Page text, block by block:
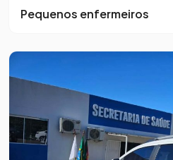
Pequenos enfermeiros